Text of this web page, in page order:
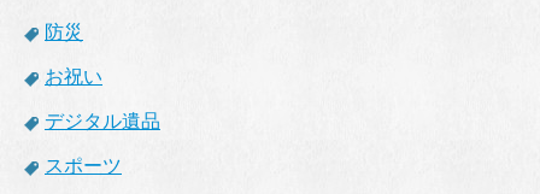
防災
お祝い
デジタル遺品
スポーツ